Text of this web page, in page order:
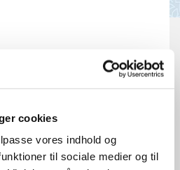
cookies
vores indhold og
til sociale medier og til
og begravelse
efter 2 hverdage til
hvor afdøde boede.
lade en bedemand